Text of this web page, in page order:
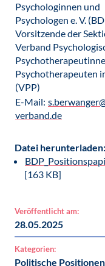
Psychologinnen und
Psychologen e. V.
Vorsitzende der
Verband
Psychotherapeuten
(VPP)
E-Mail:
verband.de
Datei herunterladen:
[163 KB]
Veröffentlicht am:
28.05.2025
Kategorien:
Politische Positionen